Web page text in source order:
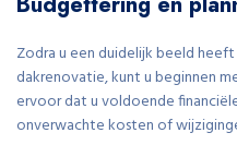
Zodra u een duidelijk beeld
dakrenovatie, kunt u beginnen
ervoor dat u voldoende
onverwachte kosten of